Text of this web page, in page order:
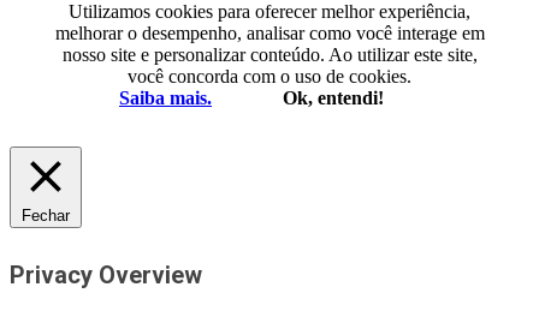
Utilizamos cookies para oferecer melhor experiência,
melhorar o desempenho, analisar como você interage em
nosso site e personalizar conteúdo. Ao utilizar este site,
você concorda com o uso de cookies.
Saiba mais.
Ok, entendi!
Fechar
Privacy Overview